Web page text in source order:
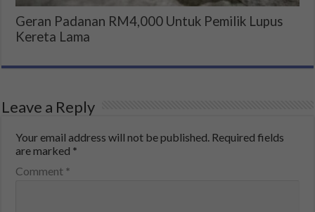
Geran Padanan RM4,000 Untuk Pemilik Lupus
Kereta Lama
Leave a Reply
Your email address will not be published. Required fields
are marked *
Comment *